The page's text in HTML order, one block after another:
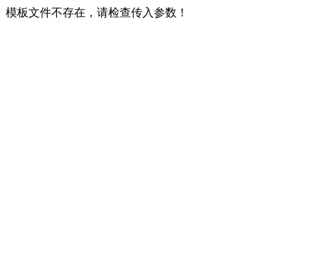
模板文件不存在，请检查传入参数！